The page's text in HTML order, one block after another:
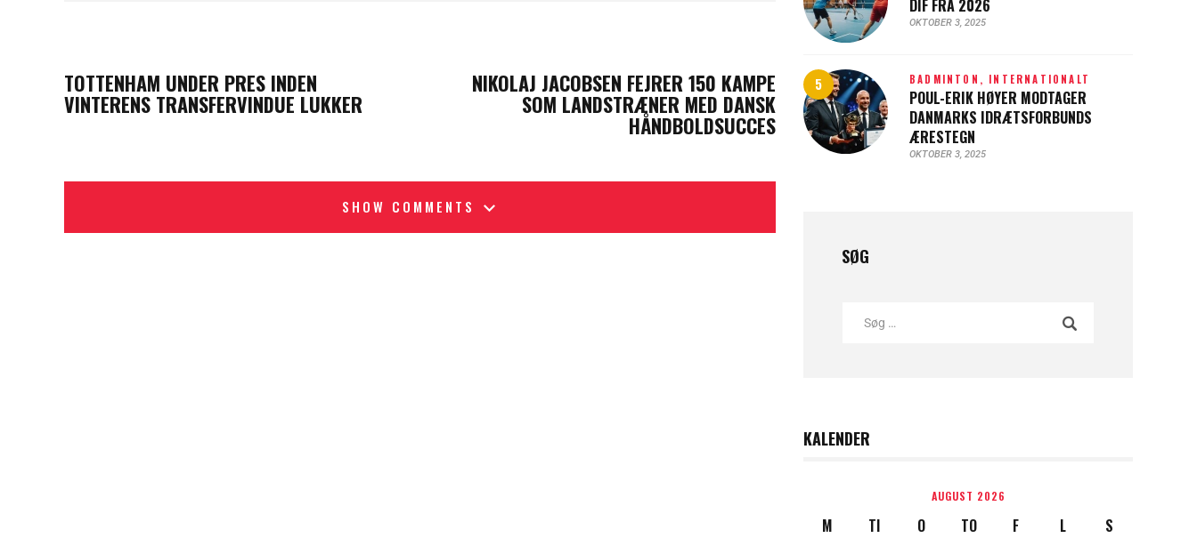
TOTTENHAM UNDER PRES INDEN
VINTERENS TRANSFERVINDUE LUKKER
NIKOLAJ JACOBSEN FEJRER 150 KAMPE
SOM LANDSTRÆNER MED DANSK
HÅNDBOLDSUCCES
SHOW COMMENTS
DIF FRA 2026
OKTOBER 3, 2025
BADMINTON, INTERNATIONALT
POUL-ERIK HØYER MODTAGER
DANMARKS IDRÆTSFORBUNDS
ÆRESTEGN
OKTOBER 3, 2025
SØG
KALENDER
AUGUST 2026
M TI O TO F L S